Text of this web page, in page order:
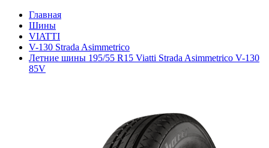
Главная
Шины
VIATTI
V-130 Strada Asimmetrico
Летние шины 195/55 R15 Viatti Strada Asimmetrico V-130
85V